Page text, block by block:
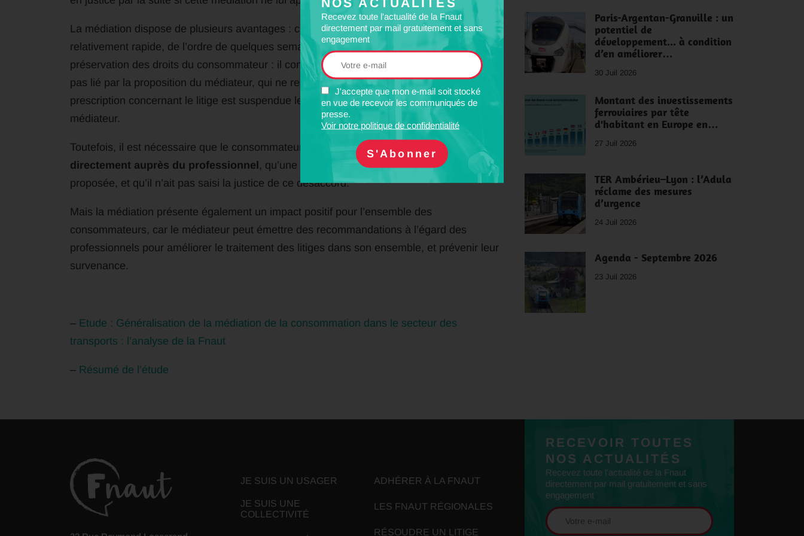
Recevez toute l'actualité de la Fnaut
directement par mail gratuitement et sans
engagement
J'accepte que mon e-mail soit stocké
en vue de recevoir les communiqués de
presse.
Voir notre politique de confidentialité
La médiation dispose de plusieurs avantages : c’est un mode de règlement des conflits
relativement rapide, de l’ordre de quelques semaines ou mois, et gratuit. Elle assure la
préservation des droits du consommateur : il conserve son droit à agir en justice, il n’est
pas lié par la proposition du médiateur, qui ne reste qu’un avis sur le dossier, et la
prescription concernant le litige est suspendue le temps de l’étude du dossier par le
médiateur.
Toutefois, il est nécessaire que le consommateur ait
déjà essayé de résoudre le litige
directement auprès du professionnel , qu’une solution satisfaisante ne lui ait pas été
proposée, et qu’il n’ait pas saisi la justice de ce désaccord.
Mais la médiation présente également un impact positif pour l’ensemble des
consommateurs, car le médiateur peut émettre des recommandations à l’égard des
professionnels pour améliorer le traitement des litiges dans son ensemble, et prévenir leur
survenance.
– Etude : Généralisation de la médiation de la consommation dans le secteur des
transports : l’analyse de la Fnaut
– Résumé de l’étude
Paris-Argentan-Granville : un
potentiel de
développement... à condition
d’en améliorer…
30 Juil 2026
Montant des investissements
ferroviaires par tête
d'habitant en Europe en…
27 Juil 2026
TER Ambérieu–Lyon : l’Adula
réclame des mesures
d’urgence
24 Juil 2026
Agenda - Septembre 2026
23 Juil 2026
JE SUIS UN USAGER
JE SUIS UNE
COLLECTIVITÉ
ADHÉRER À LA FNAUT
LES FNAUT RÉGIONALES
RÉSOUDRE UN LITIGE
RECEVOIR TOUTES
NOS ACTUALITÉS
Recevez toute l'actualité de la Fnaut
directement par mail gratuitement et sans
engagement